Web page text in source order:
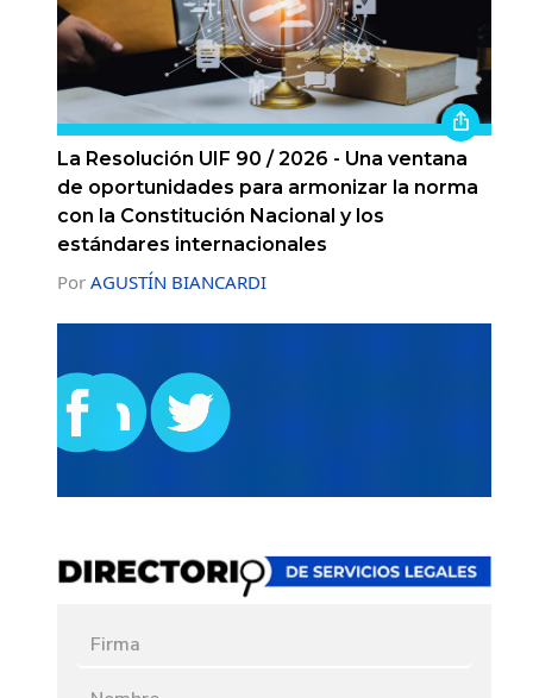
La Resolución UIF 90 / 2026 - Una ventana
de oportunidades para armonizar la norma
con la Constitución Nacional y los
estándares internacionales
Por AGUSTÍN BIANCARDI